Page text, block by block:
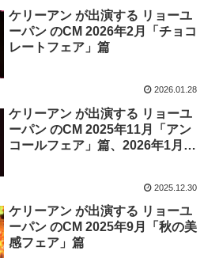
ケリーアン が出演する リョーユ
ーパン のCM 2026年2月「チョコ
レートフェア」篇
2026.01.28
ケリーアン が出演する リョーユ
ーパン のCM 2025年11月「アン
コールフェア」篇、2026年1月
2025.12.30
ケリーアン が出演する リョーユ
ーパン のCM 2025年9月「秋の美
感フェア」篇